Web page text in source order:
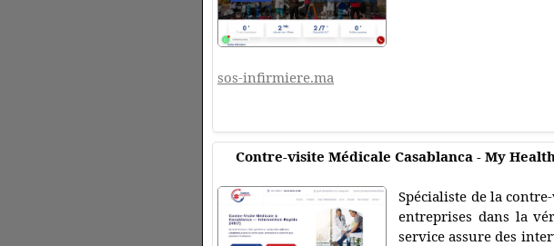
sos-infirmiere.ma
Contre-visite Médicale Casablanca - My
Spécialiste de la
entreprises dans la
service assure des